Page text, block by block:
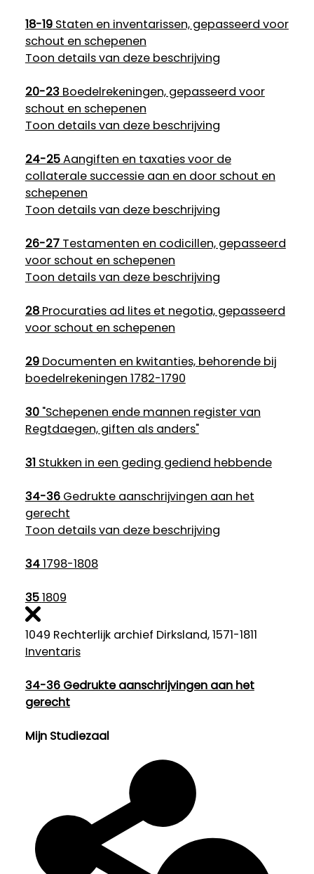
18-19Staten en inventarissen, gepasseerd voor
schout en schepenen
Toon details van deze beschrijving
20-23Boedelrekeningen, gepasseerd voor
schout en schepenen
Toon details van deze beschrijving
24-25Aangiften en taxaties voor de
collaterale successie aan en door schout en
schepenen
Toon details van deze beschrijving
26-27Testamenten en codicillen, gepasseerd
voor schout en schepenen
Toon details van deze beschrijving
28Procuraties ad lites et negotia, gepasseerd
voor schout en schepenen
29Documenten en kwitanties, behorende bij
boedelrekeningen 1782-1790
30"Schepenen ende mannen register van
Regtdaegen, giften als anders"
31Stukken in een geding gediend hebbende
34-36 Gedrukte aanschrijvingen aan het
gerecht
Toon details van deze beschrijving
341798-1808
351809
1049 Rechterlijk archief Dirksland, 1571-1811
Inventaris
34-36 Gedrukte aanschrijvingen aan het
gerecht
Mijn Studiezaal